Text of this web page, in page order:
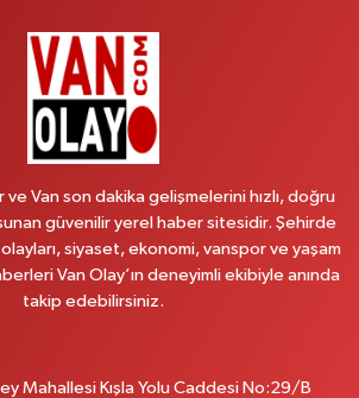
Yol Tarifi Al
OKYANUS GİYİM YANI NO:1
Araştırma Hastanesi karşısı (kent park karşısı )
ve Van son dakika gelişmelerini hızlı, doğru
güvenilir yerel haber sitesidir. Şehirde
siyaset, ekonomi, vanspor ve yaşam
Van Olay’ın deneyimli ekibiyle anında
takip edebilirsiniz.
Mahallesi Kışla Yolu Caddesi No:29/B